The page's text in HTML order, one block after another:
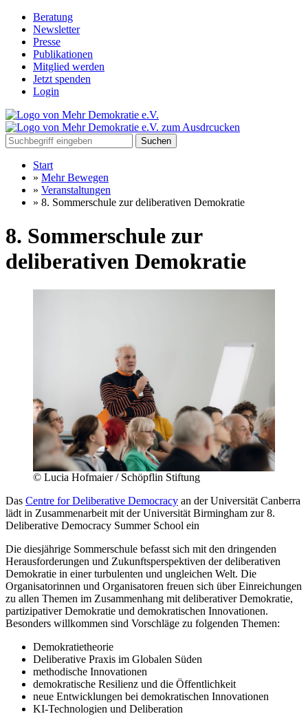
Beratung
Newsletter
Presse
Publikationen
Mitglied werden
Jetzt spenden
Login
Suchen
Start
» Mehr Bewegen
» Veranstaltungen
» 8. Sommerschule zur deliberativen Demokratie
8. Sommerschule zur
deliberativen Demokratie
© Lucia Hofmaier / Schöpflin Stiftung
Das Centre for Deliberative Democracy an der Universität Canberra
lädt in Zusammenarbeit mit der Universität Birmingham zur 8.
Deliberative Democracy Summer School ein
Die diesjährige Sommerschule befasst sich mit den dringenden
Herausforderungen und Zukunftsperspektiven der deliberativen
Demokratie in einer turbulenten und ungleichen Welt. Die
Organisatorinnen und Organisatoren freuen sich über Einreichungen
zu allen Themen im Zusammenhang mit deliberativer Demokratie,
partizipativer Demokratie und demokratischen Innovationen.
Besonders willkommen sind Vorschläge zu folgenden Themen:
Demokratietheorie
Deliberative Praxis im Globalen Süden
methodische Innovationen
demokratische Resilienz und die Öffentlichkeit
neue Entwicklungen bei demokratischen Innovationen
KI-Technologien und Deliberation